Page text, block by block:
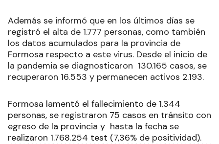
Además se informó que en los últimos días se
registró el alta de 1.777 personas, como también
los datos acumulados para la provincia de
Formosa respecto a este virus. Desde el inicio de
la pandemia se diagnosticaron 130.165 casos, se
recuperaron 16.553 y permanecen activos 2.193.
Formosa lamentó el fallecimiento de 1.344
personas, se registraron 75 casos en tránsito con
egreso de la provincia y hasta la fecha se
realizaron 1.768.254 test (7,36% de positividad).